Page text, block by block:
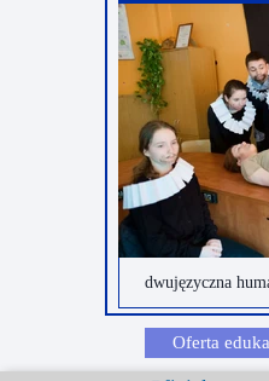
dwujęzyczna
Oferta